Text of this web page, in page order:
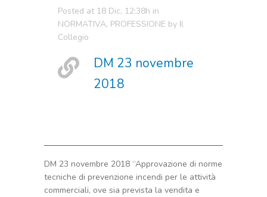
Posted at 18 Dic, 12:38h in
NORMATIVA, PROFESSIONE by Il
Collegio
DM 23 novembre
2018
DM 23 novembre 2018 “Approvazione di norme
tecniche di prevenzione incendi per le attività
commerciali, ove sia prevista la vendita e